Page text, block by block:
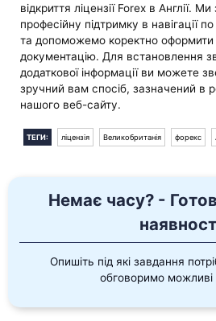
відкриття ліцензії Forex в Англії.
професійну підтримку в навігації
та допоможемо коректно оформити
документацію. Для встановлення
додаткової інформації ви можете
зручний вам спосіб, зазначений в
нашого веб-сайту.
ТЕГИ: ліцензія Великобританія форекс
Немає часу? -
Опишіть під які завдання
обговоримо можливі